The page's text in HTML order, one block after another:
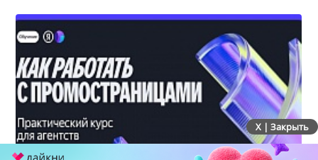
X | Закрыть